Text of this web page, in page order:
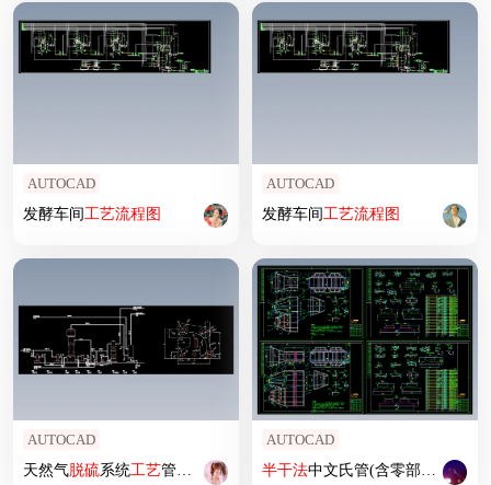
AUTOCAD
发酵车间工艺流程图
AUTOCAD
发酵车间工艺流程图
AUTOCAD
天然气脱硫系统工艺管道及仪表流程
AUTOCAD
半干法中文氏管(含零部件图)